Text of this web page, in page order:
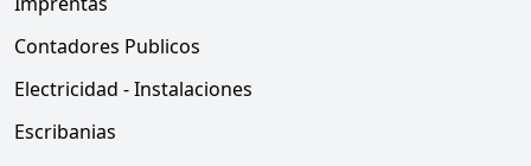
Contadores Publicos
Electricidad - Instalaciones
Escribanias